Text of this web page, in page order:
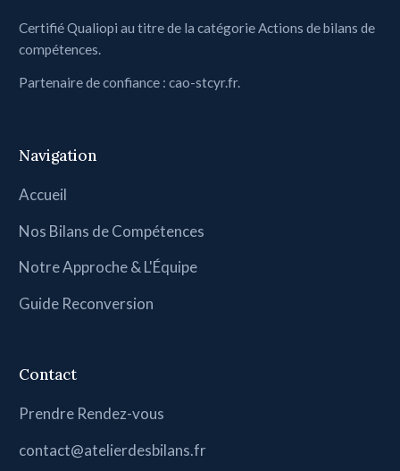
Certifié Qualiopi au titre de la catégorie Actions de bilans de
compétences.
Partenaire de confiance :cao-stcyr.fr.
Navigation
Accueil
Nos Bilans de Compétences
Notre Approche & L'Équipe
Guide Reconversion
Contact
Prendre Rendez-vous
contact@atelierdesbilans.fr